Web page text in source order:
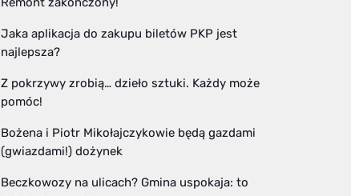
Jaka aplikacja do zakupu biletów PKP jest
najlepsza?
Z pokrzywy zrobią… dzieło sztuki. Każdy może
pomóc!
Bożena i Piotr Mikołajczykowie będą gazdami
(gwiazdami!) dożynek
Beczkowozy na ulicach? Gmina uspokaja: to